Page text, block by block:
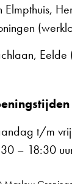
Elmpthuis,
Eelde
t/m
– 18:30